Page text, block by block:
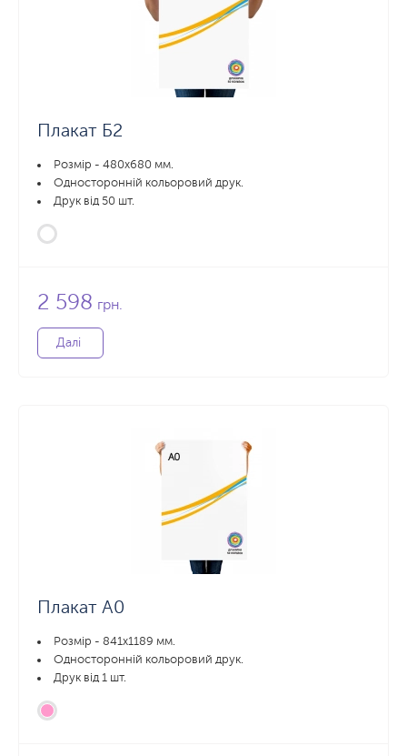
Плакат Б2
Розмір - 480х680 мм.
Односторонній кольоровий друк.
Друк від 50 шт.
2 598 грн.
Далі
Плакат А0
Розмір - 841x1189 мм.
Односторонній кольоровий друк.
Друк від 1 шт.